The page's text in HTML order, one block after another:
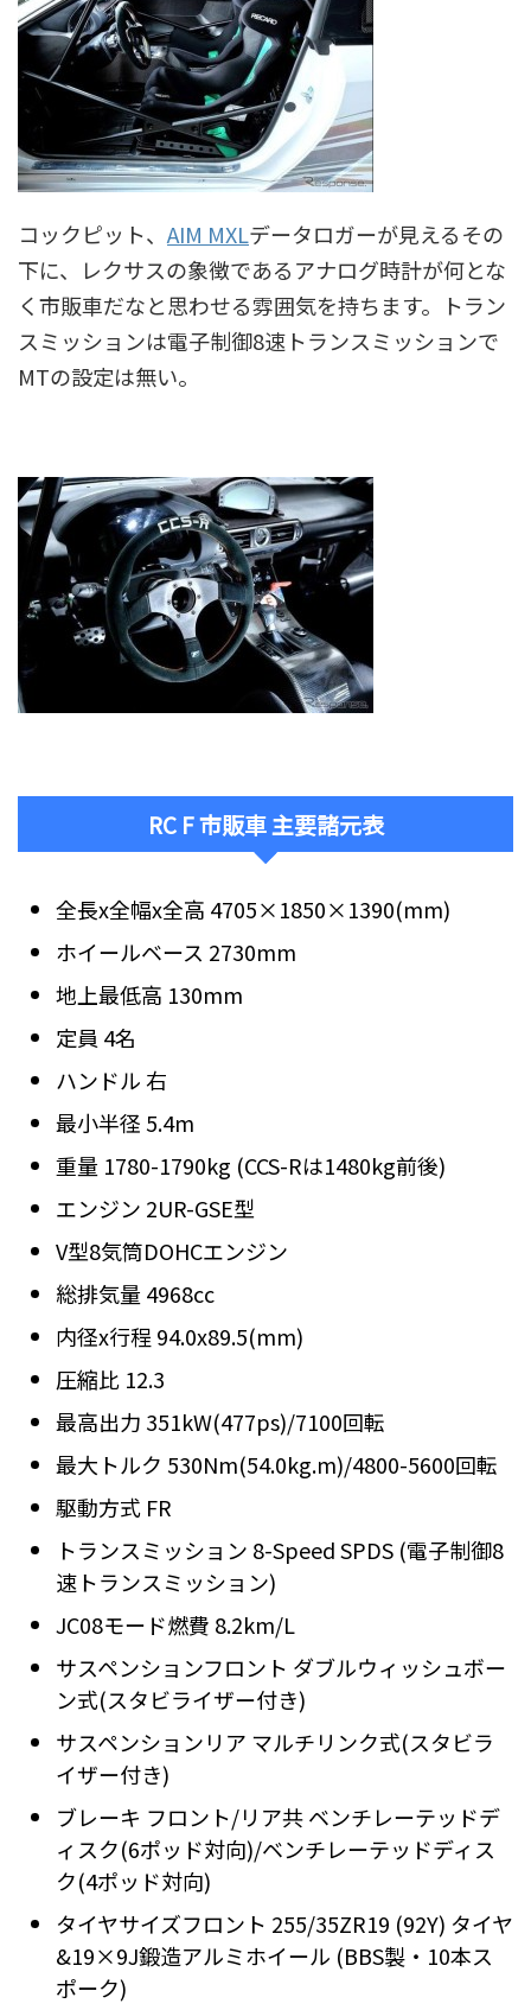
コックピット、 AIM MXLデータロガーが見えるその
下に、レクサスの象徴であるアナログ時計が何とな
く市販車だなと思わせる雰囲気を持ちます。トラン
スミッションは電子制御8速トランスミッションで
MTの設定は無い。
RC F 市販車 主要諸元表
全長x全幅x全高 4705×1850×1390(mm)
ホイールベース 2730mm
地上最低高 130mm
定員 4名
ハンドル 右
最小半径 5.4m
重量 1780-1790kg (CCS-Rは1480kg前後)
エンジン 2UR-GSE型
V型8気筒DOHCエンジン
総排気量 4968cc
内径x行程 94.0x89.5(mm)
圧縮比 12.3
最高出力 351kW(477ps)/7100回転
最大トルク 530Nm(54.0kg.m)/4800-5600回転
駆動方式 FR
トランスミッション 8-Speed SPDS (電子制御8
速トランスミッション)
JC08モード燃費 8.2km/L
サスペンションフロント ダブルウィッシュボー
ン式(スタビライザー付き)
サスペンションリア マルチリンク式(スタビラ
イザー付き)
ブレーキ フロント/リア共 ベンチレーテッドデ
ィスク(6ポッド対向)/ベンチレーテッドディス
ク(4ポッド対向)
タイヤサイズフロント 255/35ZR19 (92Y) タイヤ
&19×9J鍛造アルミホイール (BBS製・10本ス
ポーク)